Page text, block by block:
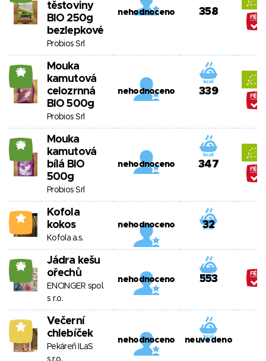
těstoviny
BIO 250g
bezlepkové
Probios Srl
nehodnoceno 358
26
Mouka
kamutová
celozrnná
BIO 500g
Probios Srl
nehodnoceno 339
26
Mouka
kamutová
bílá BIO
500g
Probios Srl
nehodnoceno 347
0
Kofola
kokos
Kofola a.s.
nehodnoceno 32
25
Jádra kešu
ořechů
ENCINGER spol.
s r.o.
nehodnoceno 553
5
Večerní
chlebíček
Pekáreň ILaS
s.r.o.
nehodnoceno neuvedeno